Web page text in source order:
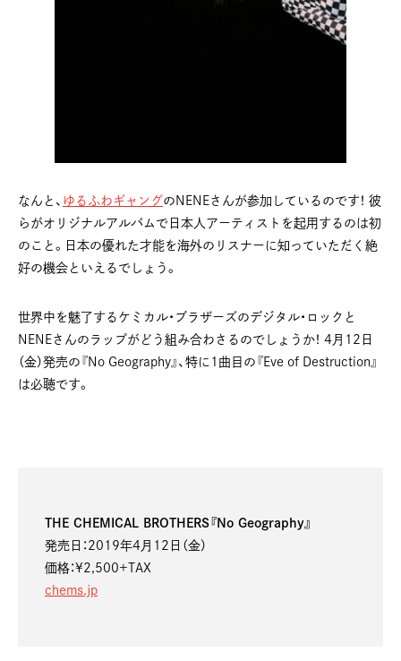
なんと、 ゆるふわギャングのNENEさんが参加しているのです！ 彼
らがオリジナルアルバムで日本人アーティストを起用するのは初
のこと。日本の優れた才能を海外のリスナーに知っていただく絶
好の機会といえるでしょう。
世界中を魅了するケミカル・ブラザーズのデジタル・ロックと
NENEさんのラップがどう組み合わさるのでしょうか！ 4月12日
（金）発売の『No Geography』、特に1曲目の『Eve of Destruction』
は必聴です。
THE CHEMICAL BROTHERS『No Geography』
発売日：2019年4月12日（金）
価格：¥2,500+TAX
chems.jp